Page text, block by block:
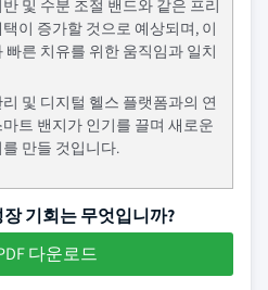
및 수분 조절 밴드와 같은 프리
이 증가할 것으로 예상되며, 이
빠른 치유를 위한 움직임과 일치
및 디지털 헬스 플랫폼과의 연
트 밴지가 인기를 끌며 새로운
만들 것입니다.
기회는 무엇입니까?
다운로드